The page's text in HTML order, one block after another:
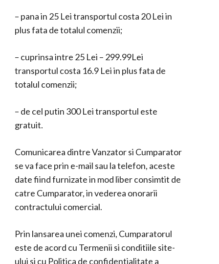
– pana in 25 Lei transportul costa 20 Lei in
plus fata de totalul comenzii;
– cuprinsa intre 25 Lei – 299.99Lei
transportul costa 16.9 Lei in plus fata de
totalul comenzii;
– de cel putin 300 Lei transportul este
gratuit.
Comunicarea dintre Vanzator si Cumparator
se va face prin e-mail sau la telefon, aceste
date fiind furnizate in mod liber consimtit de
catre Cumparator, in vederea onorarii
contractului comercial.
Prin lansarea unei comenzi, Cumparatorul
este de acord cu Termenii si conditiile site-
ului si cu Politica de confidentialitate a